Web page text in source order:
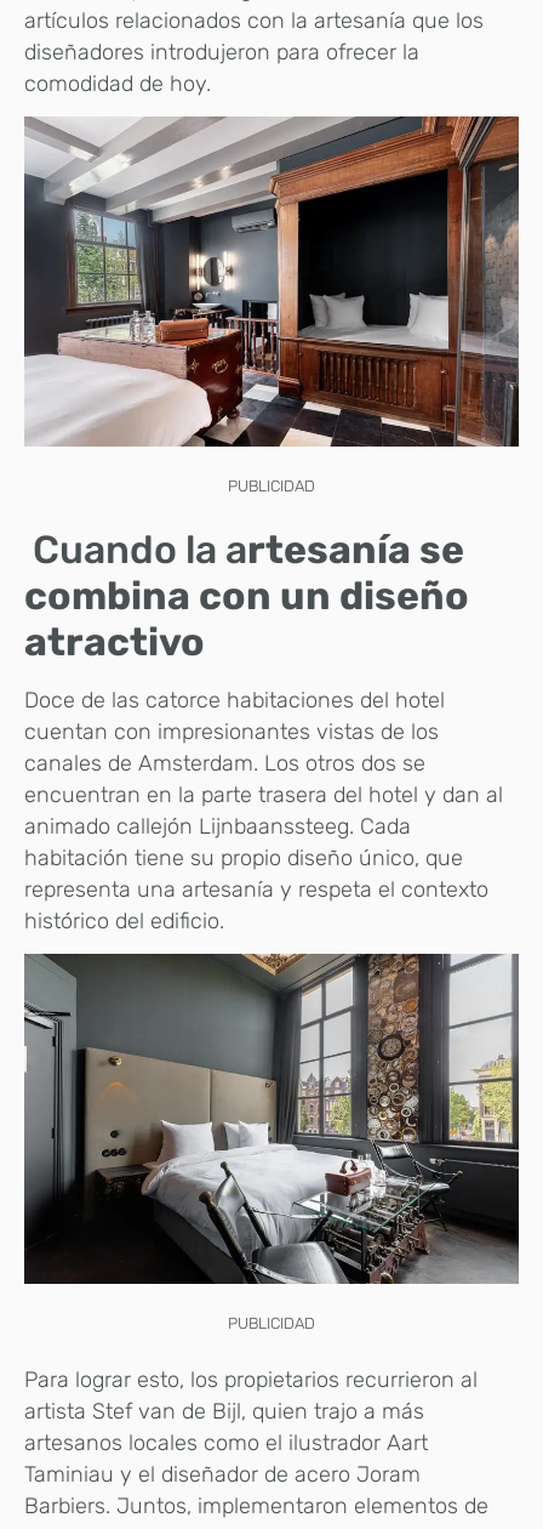
artículos relacionados con la artesanía que los
diseñadores introdujeron para ofrecer la
comodidad de hoy.
PUBLICIDAD
Cuando la artesanía se
combina con un diseño
atractivo
Doce de las catorce habitaciones del hotel
cuentan con impresionantes vistas de los
canales de Amsterdam. Los otros dos se
encuentran en la parte trasera del hotel y dan al
animado callejón Lijnbaanssteeg. Cada
habitación tiene su propio diseño único, que
representa una artesanía y respeta el contexto
histórico del edificio.
PUBLICIDAD
Para lograr esto, los propietarios recurrieron al
artista Stef van de Bijl, quien trajo a más
artesanos locales como el ilustrador Aart
Taminiau y el diseñador de acero Joram
Barbiers. Juntos, implementaron elementos de